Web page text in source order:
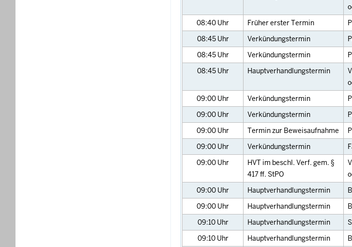
08:40 Uhr Früher erster Termin
08:45 Uhr Verkündungstermin
08:45 Uhr Verkündungstermin
08:45 Uhr Hauptverhandlungstermin
09:00 Uhr Verkündungstermin
09:00 Uhr Verkündungstermin
09:00 Uhr Termin zur Beweisaufnahme
09:00 Uhr Verkündungstermin
09:00 Uhr
HVT im beschl. Verf. gem. §
417 ff. StPO
09:00 Uhr Hauptverhandlungstermin
09:00 Uhr Hauptverhandlungstermin
09:10 Uhr Hauptverhandlungstermin
09:10 Uhr Hauptverhandlungstermin